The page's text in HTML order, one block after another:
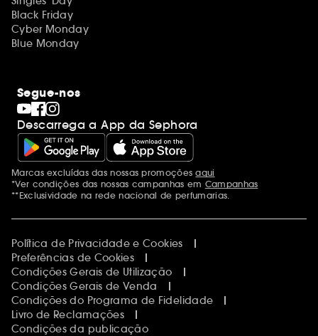
Black Friday
Cyber Monday
Blue Monday
Segue-nos
Descarrega a App da Sephora
Menções adicionais
Marcas excluídas das nossas promoçõesaqui
*Ver condições das nossas campanhas em Campanhas
**Exclusividade na rede nacional de perfumarias.
Política de Privacidade e Cookies
Preferências de Cookies
Condições Gerais de Utilização
Condições Gerais de Venda
Condições do Programa de Fidelidade
Livro de Reclamações
Condições da publicação